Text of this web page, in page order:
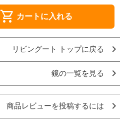
shopping_cart カートに入れる
リビングート トップに戻る
鏡の一覧を見る
商品レビューを投稿するには